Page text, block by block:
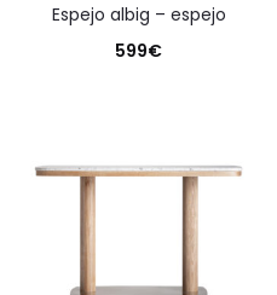
espejo albig – espejo
599€